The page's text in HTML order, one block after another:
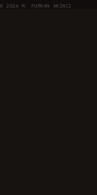
© 2026 M. FURKAN AKINCI